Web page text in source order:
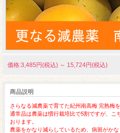
価格:3,485円(税込) ～ 15,724円(税込)
商品説明
さらなる減農薬で育てた紀州南高梅 完熟梅
通常品は農薬は慣行栽培比で5割ですが、こ
おります。
農薬をかなり減らしているため、病斑がか